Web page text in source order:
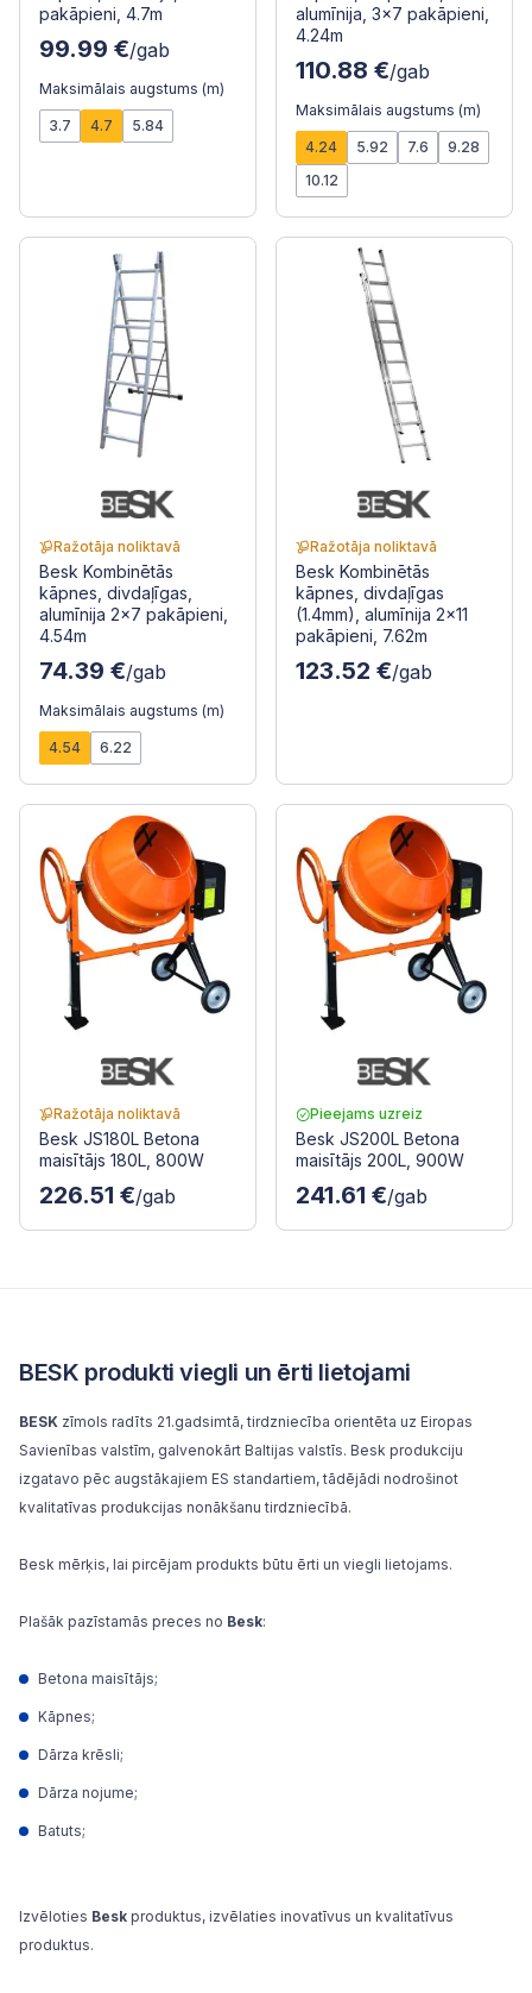
pakāpieni, 4.7m
99.99 €/gab
Maksimālais augstums (m)
3.7 4.7 5.84
alumīnija, 3x7 pakāpieni,
4.24m
110.88 €/gab
Maksimālais augstums (m)
4.24 5.92 7.6
9.28
10.12
Ražotāja noliktavā
Besk Kombinētās
kāpnes, divdaļīgas,
alumīnija 2x7 pakāpieni,
4.54m
74.39 €/gab
Maksimālais augstums (m)
4.54 6.22
Ražotāja noliktavā
Besk Kombinētās
kāpnes, divdaļīgas
(1.4mm), alumīnija 2x11
pakāpieni, 7.62m
123.52 €/gab
Ražotāja noliktavā
Besk JS180L Betona
maisītājs 180L, 800W
226.51 €/gab
Pieejams uzreiz
Besk JS200L Betona
maisītājs 200L, 900W
241.61 €/gab
BESK produkti viegli un ērti lietojami
BESK zīmols radīts 21.gadsimtā, tirdzniecība orientēta uz Eiropas
Savienības valstīm, galvenokārt Baltijas valstīs. Besk produkciju
izgatavo pēc augstākajiem ES standartiem, tādējādi nodrošinot
kvalitatīvas produkcijas nonākšanu tirdzniecībā.
Besk mērķis, lai pircējam produkts būtu ērti un viegli lietojams.
Plašāk pazīstamās preces no Besk:
Betona maisītājs;
Kāpnes;
Dārza krēsli;
Dārza nojume;
Batuts;
Izvēloties Besk produktus, izvēlaties inovatīvus un kvalitatīvus
produktus.